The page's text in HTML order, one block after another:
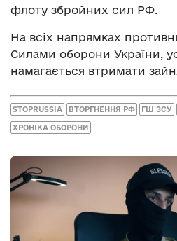
флоту збройних сил РФ.
На всіх напрямках
Силами оборони України,
намагається втримати
STOPRUSSIA ВТОРГНЕННЯ РФ ГШ ЗСУ
ХРОНІКА ОБОРОНИ